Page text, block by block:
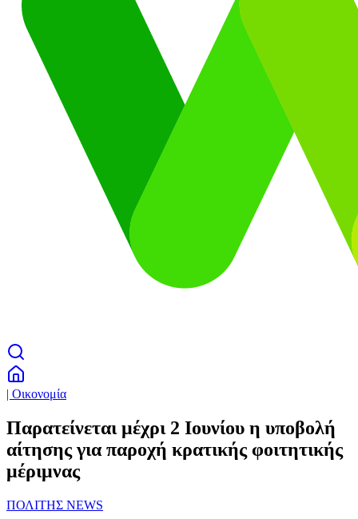
| Οικονομία
Παρατείνεται μέχρι 2 Ιουνίου η υποβολή
αίτησης για παροχή κρατικής φοιτητικής
μέριμνας
ΠΟΛΙΤΗΣ NEWS